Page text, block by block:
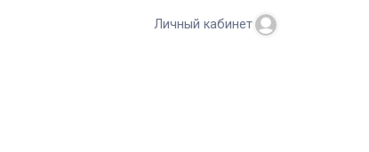
Личный кабинет